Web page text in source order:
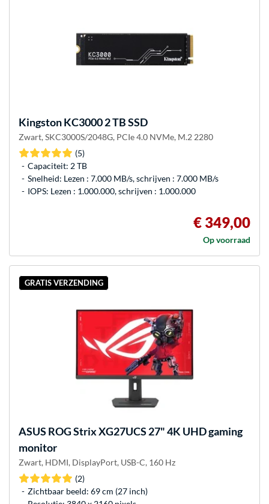
KingstonKC3000 2 TB SSD
Zwart, SKC3000S/2048G, PCIe 4.0 NVMe, M.2 2280
(5)
Capaciteit: 2 TB
Snelheid: Lezen : 7.000 MB/s, schrijven : 7.000 MB/s
IOPS: Lezen : 1.000.000, schrijven : 1.000.000
€ 349,00
Op voorraad
GRATIS VERZENDING
ASUS ROG Strix XG27UCS 27" 4K UHD gaming
monitor
Zwart, HDMI, DisplayPort, USB-C, 160 Hz
(2)
Zichtbaar beeld: 69 cm (27 inch)